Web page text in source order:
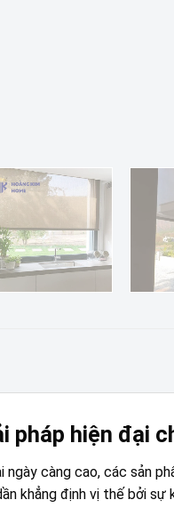
pháp hiện đại
ngày càng cao, các sản
khẳng định vị thế bởi sự